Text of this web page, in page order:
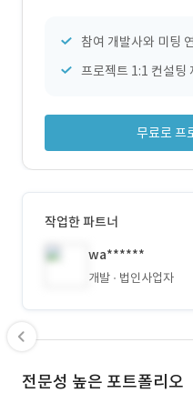
참여 개발사와 미팅
프로젝트 1:1 컨설팅
무료로 프
작업한 파트너
wa******
개발 법인사업자
전문성 높은 포트폴리오